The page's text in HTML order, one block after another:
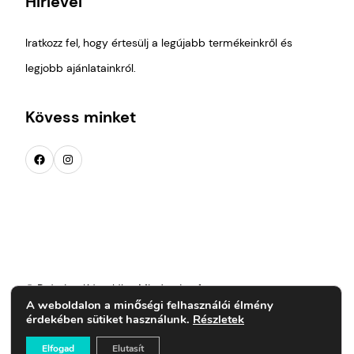
Iratkozz fel, hogy értesülj a legújabb termékeinkről és
legjobb ajánlatainkról.
Kövess minket
FacebookInstagram
© PrémiumKészülék - Minden jog fenntartva
A weboldalon a minőségi felhasználói élmény
érdekében sütiket használunk. Részletek
Elfogad Elutasít